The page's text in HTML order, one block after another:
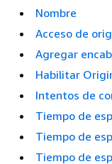
Nombre
Acceso de
Agregar
Habilitar
Intentos de
Tiempo de
Tiempo de
Tiempo de